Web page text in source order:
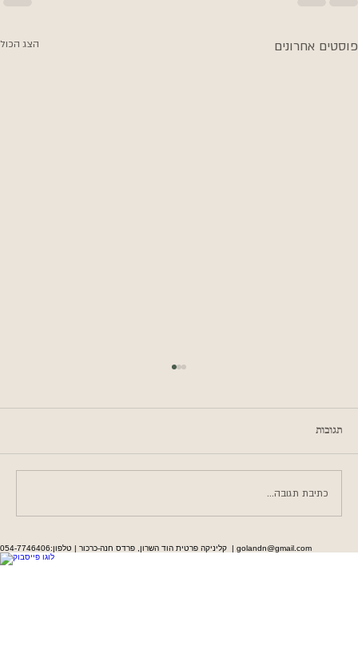
פוסטים אחרונים הצג הכול
תגובות
כתיבת תגובה...
קליניקה פרטית הוד השרון, פרדס חנה-כרכור | טלפון:054-7746406 | golandn@gmail.com